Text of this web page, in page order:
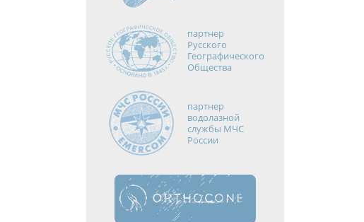
партнер
Русского
Географического
Общества
партнер
водолазной
службы МЧС
России